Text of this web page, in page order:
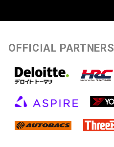
OFFICIAL PARTNERS